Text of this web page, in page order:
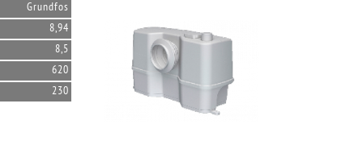
Grundfos
8,94
8,5
620
230